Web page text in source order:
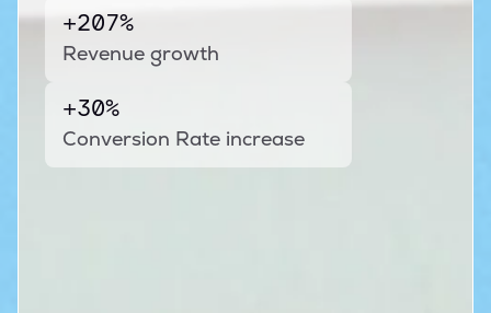
+207%
Revenue growth
+30%
Conversion Rate increase